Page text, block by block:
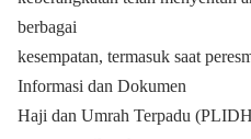
berbagai
kesempatan, termasuk saat
Informasi dan Dokumen
Haji dan Umrah Terpadu